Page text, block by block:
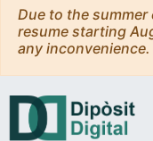
Due to the
resume starting
any inconvenience.